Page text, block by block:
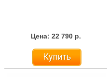
Цена: 22 790 р.
Купить